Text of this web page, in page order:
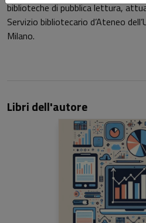
biblioteche di pubblica lettura,
Servizio bibliotecario d’Ateneo
Milano.
Libri dell'autore